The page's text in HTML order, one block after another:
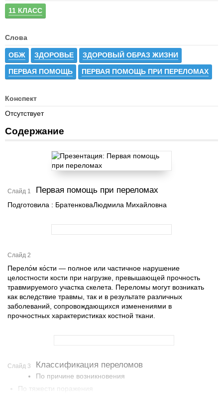
11 КЛАСС
Слова
ОБЖ ЗДОРОВЬЕ ЗДОРОВЫЙ ОБРАЗ ЖИЗНИ
ПЕРВАЯ ПОМОЩЬ ПЕРВАЯ ПОМОЩЬ ПРИ ПЕРЕЛОМАХ
Конспект
Отсутствует
Содержание
Слайд 1 Первая помощь при переломах
Подготовила : БратенковаЛюдмила Михайловна
Слайд 2
Перело́м ко́сти — полное или частичное нарушение
целостности кости при нагрузке, превышающей прочность
травмируемого участка скелета. Переломы могут возникать
как вследствие травмы, так и в результате различных
заболеваний, сопровождающихся изменениями в
прочностных характеристиках костной ткани.
Слайд 3 Классификация переломов
По причине возникновения
По тяжести поражения